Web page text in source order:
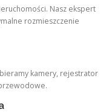
Nasz ekspert
rozmieszczenie
kamery, rejestrator